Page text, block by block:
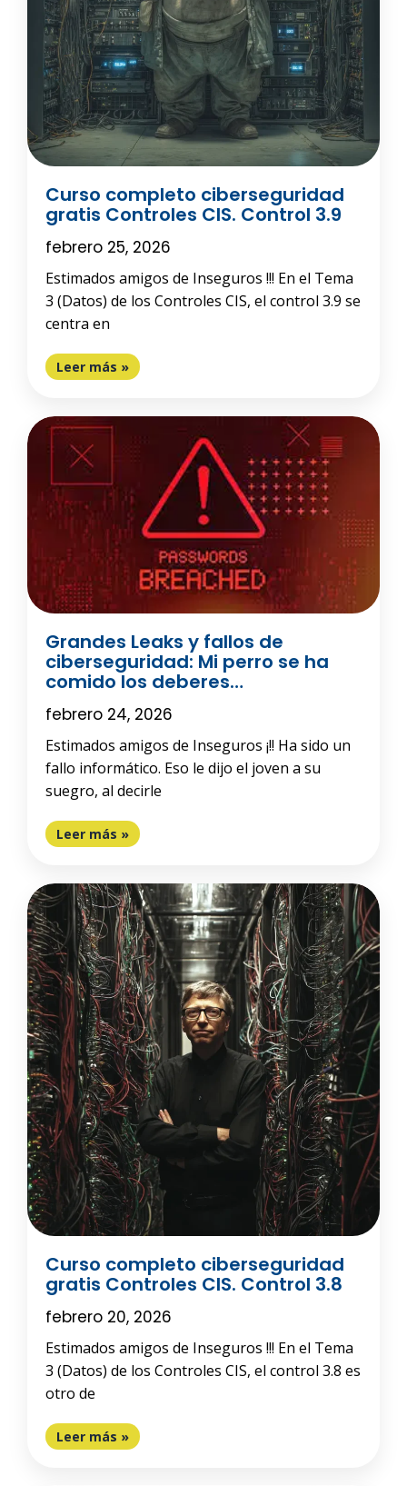
Curso completo ciberseguridad
gratis Controles CIS. Control 3.9
febrero 25, 2026
Estimados amigos de Inseguros !!! En el Tema
3 (Datos) de los Controles CIS, el control 3.9 se
centra en
Leer más »
Grandes Leaks y fallos de
ciberseguridad: Mi perro se ha
comido los deberes…
febrero 24, 2026
Estimados amigos de Inseguros ¡!! Ha sido un
fallo informático. Eso le dijo el joven a su
suegro, al decirle
Leer más »
Curso completo ciberseguridad
gratis Controles CIS. Control 3.8
febrero 20, 2026
Estimados amigos de Inseguros !!! En el Tema
3 (Datos) de los Controles CIS, el control 3.8 es
otro de
Leer más »